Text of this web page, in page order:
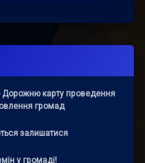
Дорожню карту проведення
громад
залишатися
у громаді!